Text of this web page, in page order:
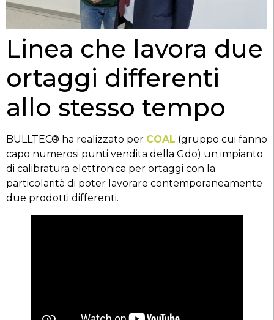
Linea che lavora due
ortaggi differenti
allo stesso tempo
BULLTEC® ha realizzato per COAL (gruppo cui fanno
capo numerosi punti vendita della Gdo) un impianto
di calibratura elettronica per ortaggi con la
particolarità di poter lavorare contemporaneamente
due prodotti differenti.